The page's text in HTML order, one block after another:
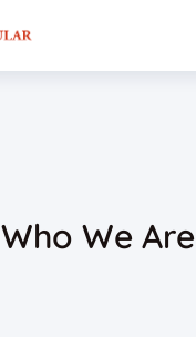
Who We Are